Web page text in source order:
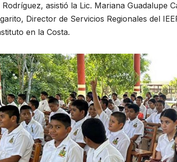
asistió la Lic. Mariana Guadalupe
Director de Servicios Regionales del
en la Costa.